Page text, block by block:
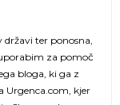
državi ter ponosna,
za pomoč
bloga, ki ga z
Urgenca.com, kjer